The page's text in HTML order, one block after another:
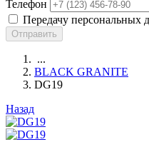
Телефон
Передачу персональных
Отправить
...
BLACK GRANITE
DG19
Назад